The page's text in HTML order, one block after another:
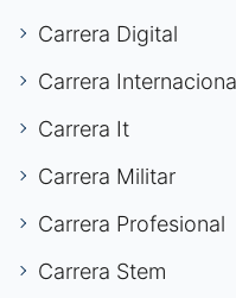
Carrera Digital
Carrera
Carrera It
Carrera Militar
Carrera Profesional
Carrera Stem